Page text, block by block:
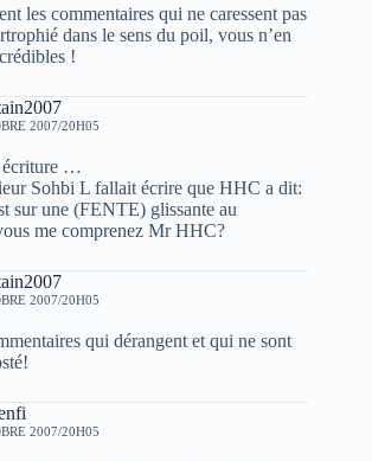
les commentaires qui ne caressent pas
dans le sens du poil, vous n’en
!
2007/20H05
écriture …
Sohbi L fallait écrire que HHC a dit:
sur une (FENTE) glissante au
me comprenez Mr HHC?
2007/20H05
qui dérangent et qui ne sont
2007/20H05